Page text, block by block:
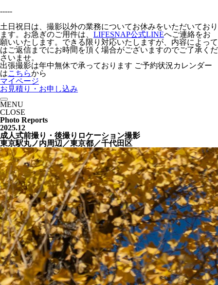
-----
土日祝日は、撮影以外の業務についてお休みをいただいており
ます。お急ぎのご用件は、 LIFESNAP公式LINEへご連絡をお
願いいたします。できる限り対応いたしますが、内容によって
はご返信までにお時間を頂く場合がございますのでご了承くだ
さいませ。
出張撮影は年中無休で承っております ご予約状況カレンダー
はこちらから
マイページ
お見積り・お申し込み
MENU
CLOSE
Photo Reports
2025.12
成人式前撮り・後撮りロケーション撮影
東京駅丸ノ内周辺／東京都／千代田区